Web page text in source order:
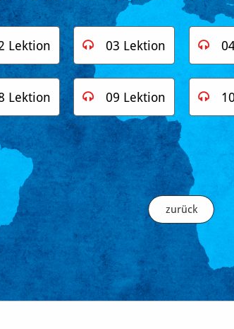
Lektion 03 Lektion
 
zurück
Lektion 09 Lektion
 